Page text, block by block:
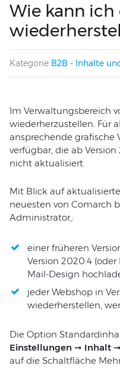
Wie kann
Kategorie B2B - Inhalte
Im Verwaltungsbereich
wiederherzustellen. Für
ansprechende grafische
verfügbar, die ab
nicht aktualisiert.
Mit Blick auf
neuesten von Comarch
Administrator,:
einer früheren
Version 2020.4
Mail-Design
jeder Webshop in
wiederherstellen,
Die Option
Einstellungen ➞ Inhalt
auf die Schaltfläche